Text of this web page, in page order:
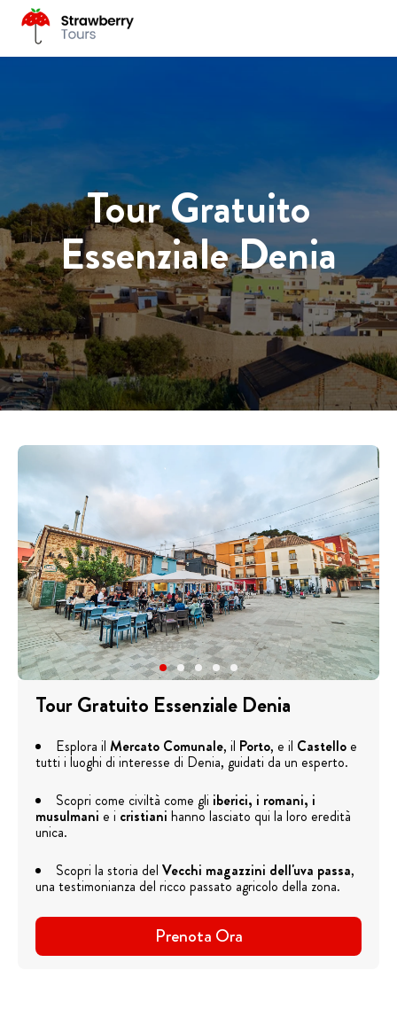
Tour Gratuito
Essenziale Denia
Tour Gratuito Essenziale Denia
Esplora il Mercato Comunale, il Porto, e il Castelloe
tutti i luoghi di interesse di Denia, guidati da un esperto.
Scopri come civiltà come gli iberici, i romani, i
musulmani e i cristiani hanno lasciato qui la loro eredità
unica.
Scopri la storia del Vecchi magazzini dell'uva passa,
una testimonianza del ricco passato agricolo della zona.
Prenota Ora